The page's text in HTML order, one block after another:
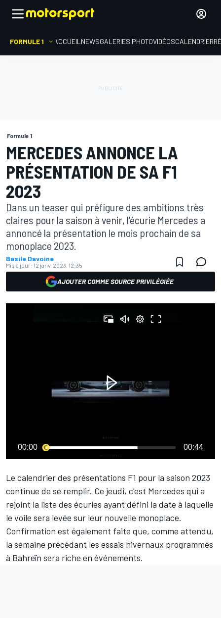
FORMULE 1 ACCUEIL NEWSGALERIES PHOTOVIDÉOSCALENDRIER
Formule 1
MERCEDES ANNONCE LA
PRÉSENTATION DE SA F1
2023
Dans un teaser qui préfigure des ambitions très
claires pour la saison à venir, l'écurie Mercedes a
annoncé la présentation le mois prochain de sa
monoplace 2023.
Basile Davoine
Mis à jour: 12 janv. 2023, 12:35
AJOUTER COMME SOURCE PRIVILÉGIÉE
00:00 00:44
Le calendrier des présentations F1 pour la saison 2023
continue de se remplir. Ce jeudi, c'est Mercedes qui a
rejoint la liste des écuries ayant défini la date à laquelle
le voile sera levée sur leur nouvelle monoplace.
Confirmation est également faite que, comme attendu,
la semaine précédant les essais hivernaux programmés
à Bahreïn sera riche en événements.